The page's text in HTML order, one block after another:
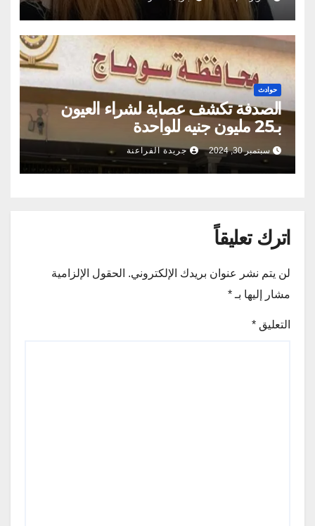
حوادث
الصدفة تكشف عصابة لشراء العيون
بـ25 مليون جنيه للواحدة
سبتمبر 30, 2024 جريدة الفراعنة
اترك تعليقاً
لن يتم نشر عنوان بريدك الإلكتروني. الحقول الإلزامية
مشار إليها بـ *
التعليق *